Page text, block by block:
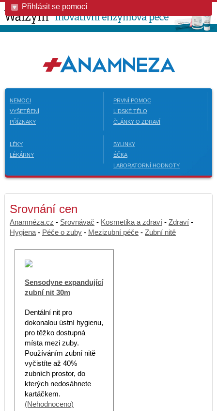
Přihlásit se pomocí
NEMOCI
VYŠETŘENÍ
PŘÍZNAKY
PRVNÍ POMOC
LIDSKÉ TĚLO
ČLÁNKY O ZDRAVÍ
LÉKY
LÉKÁRNY
BYLINKY
ÉČKA
LABORATORNÍ HODNOTY
Srovnání cen
Anamnéza.cz - Srovnávač - Kosmetika a zdraví - Zdraví -
Hygiena - Péče o zuby - Mezizubní péče - Zubní nitě
Sensodyne expandující
zubní nit 30m
Dentální nit pro
dokonalou ústní hygienu,
pro těžko dostupná
místa mezi zuby.
Používáním zubní nitě
vyčistíte až 40%
zubních prostor, do
kterých nedosáhnete
kartáčkem.
(Nehodnoceno)